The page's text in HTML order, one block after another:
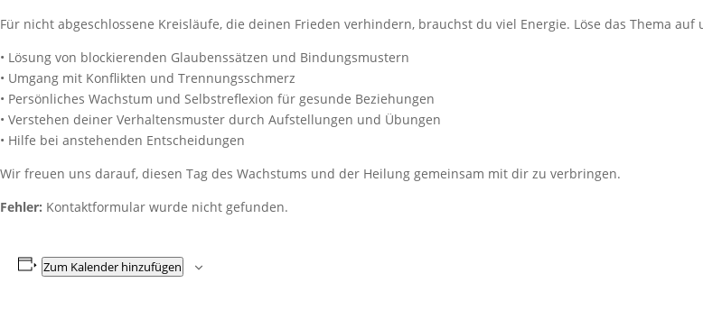
Für nicht abgeschlossene Kreisläufe, die deinen Frieden verhindern, brauchst du viel Energie. Löse das Thema
• Lösung von blockierenden Glaubenssätzen und Bindungsmustern
• Umgang mit Konflikten und Trennungsschmerz
• Persönliches Wachstum und Selbstreflexion für gesunde Beziehungen
• Verstehen deiner Verhaltensmuster durch Aufstellungen und Übungen
• Hilfe bei anstehenden Entscheidungen
Wir freuen uns darauf, diesen Tag des Wachstums und der Heilung gemeinsam mit dir zu verbringen.
Fehler: Kontaktformular wurde nicht gefunden.
Zum Kalender hinzufügen